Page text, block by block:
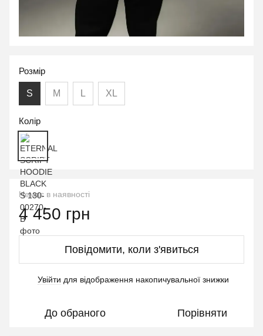
Розмір
S M L XL
Колір
Немає в наявності
4 450 грн
Повідомити, коли з'явиться
Увійти для відображення накопичувальної знижки
До обраного Порівняти